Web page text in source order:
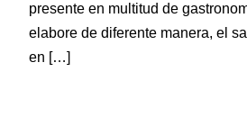
presente en multitud de
elabore de diferente manera, el
en […]